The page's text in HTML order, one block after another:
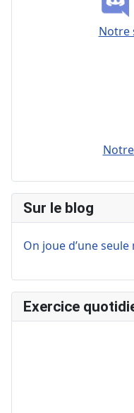
Notre
Sur le blog
On joue d’une seule
Exercice